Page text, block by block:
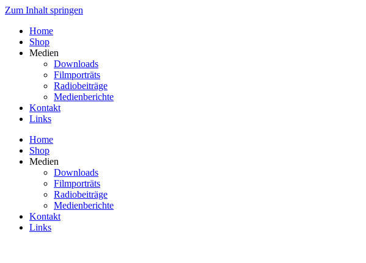
Zum Inhalt springen
Home
Shop
Medien
Downloads
Filmporträts
Radiobeiträge
Medienberichte
Kontakt
Links
Home
Shop
Medien
Downloads
Filmporträts
Radiobeiträge
Medienberichte
Kontakt
Links